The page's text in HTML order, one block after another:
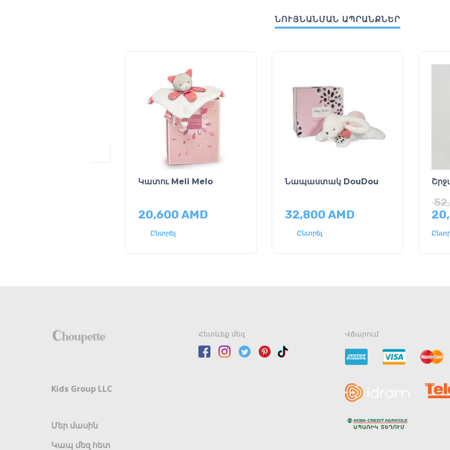
ՆՈՒՅՆԱՆՄԱՆ ԱՊՐԱՆՔՆԵՐ
Կատու Meli Melo
20,600 AMD
Ընտրել
Նապաստակ DouDou
32,800 AMD
Ընտրել
Kids Group LLC
Մեր մասին
Կապ մեզ հետ
Հետևեք մեզ Վճարում